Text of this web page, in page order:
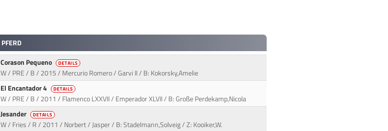
PFERD
Corason Pequeno DETAILS
W / PRE / B / 2015 / Mercurio Romero / Garvi II / B: Kokorsky,Amelie
El Encantador 4 DETAILS
W / PRE / B / 2011 / Flamenco LXXVII / Emperador XLVII / B: Große Perdekamp,Nicola
Jesander DETAILS
W / Fries / R / 2011 / Norbert / Jasper / B: Stadelmann,Solveig / Z: Kooiker,W.